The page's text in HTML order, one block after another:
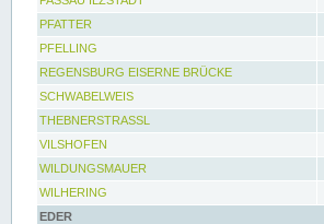
PFATTER
PFELLING
REGENSBURG EISERNE BRÜCKE
SCHWABELWEIS
THEBNERSTRASSL
VILSHOFEN
WILDUNGSMAUER
WILHERING
EDER